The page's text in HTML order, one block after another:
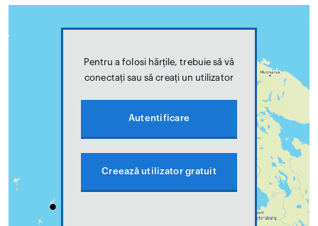
Pentru a folosi hărțile, trebuie să vă
conectați sau să creați un utilizator
Autentificare
Creează utilizator gratuit